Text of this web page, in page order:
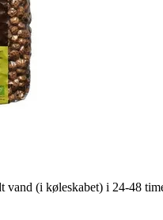
(i køleskabet) i 24-48